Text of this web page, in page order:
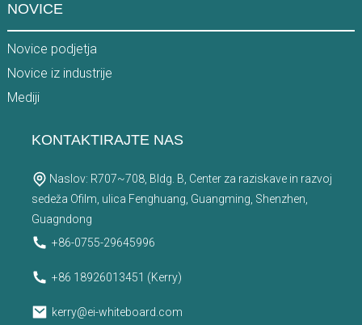
NOVICE
Novice podjetja
Novice iz industrije
Mediji
KONTAKTIRAJTE NAS
Naslov: R707~708, Bldg. B, Center za raziskave in razvoj
sedeža Ofilm, ulica Fenghuang, Guangming, Shenzhen,
Guagndong
+86-0755-29645996
+86 18926013451 (Kerry)
kerry@ei-whiteboard.com